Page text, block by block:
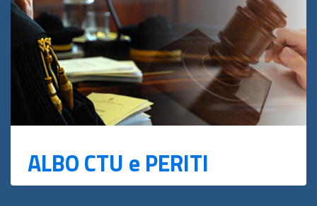
ALBO CTU e PERITI